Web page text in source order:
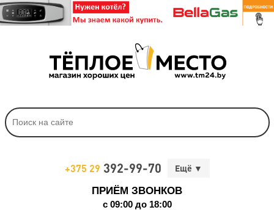
+375 29 392-99-70
ПРИЁМ ЗВОНКОВ
c 09:00 до 18:00